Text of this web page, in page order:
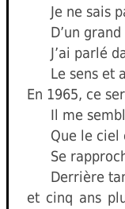
Je ne sais
D’un
J’ai parlé
Le sens et
En 1965, ce
Il me
Que le ciel
Se
Derrière
et cinq ans